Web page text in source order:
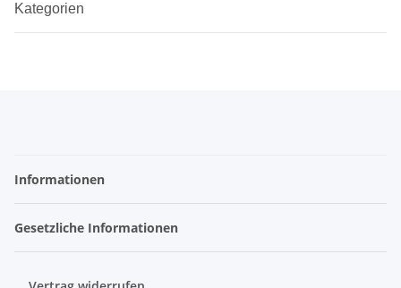
Kategorien
Informationen
Gesetzliche Informationen